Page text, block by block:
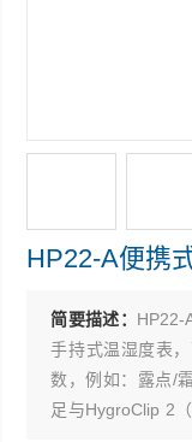
HP22-A便携
简要描述： HP22-
手持式温湿度表
数，例如：露点/
足与HygroClip 2